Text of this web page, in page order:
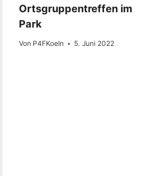
Ortsgruppentreffen im
Park
Von P4FKoeln 5. Juni 2022